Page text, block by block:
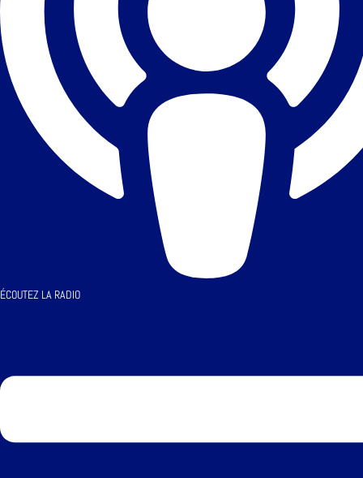
ÉCOUTEZ LA RADIO